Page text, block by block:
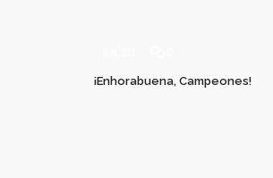
¡Enhorabuena, Campeones!